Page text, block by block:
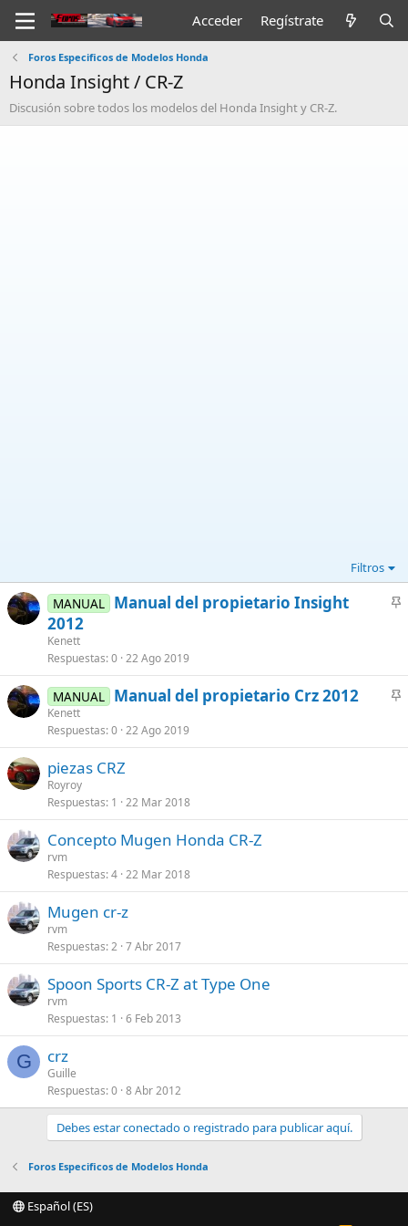
Acceder Regístrate
Foros Especificos de Modelos Honda
Honda Insight / CR-Z
Discusión sobre todos los modelos del Honda Insight y CR-Z.
Filtros
A
a
d
MANUAL Manual del propietario Insight
2012
Kenett
Respuestas 0 22 Ago 2019
A
l
MANUAL Manual del propietario Crz 2012
Kenett
Respuestas 0 22 Ago 2019
piezas CRZ
Royroy
Respuestas 1 22 Mar 2018
Concepto Mugen Honda CR-Z
rvm
Respuestas 4 22 Mar 2018
Mugen cr-z
rvm
Respuestas 2 7 Abr 2017
Spoon Sports CR-Z at Type One
rvm
Respuestas 1 6 Feb 2013
G crz
Guille
Respuestas 0 8 Abr 2012
Debes estar conectado o registrado para publicar aquí.
Foros Especificos de Modelos Honda
Español (ES)